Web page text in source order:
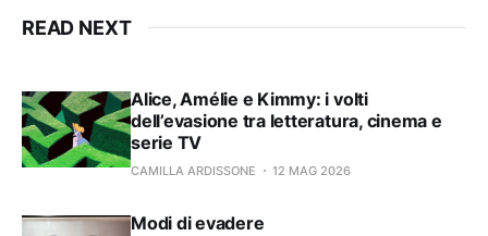
READ NEXT
Alice, Amélie e Kimmy: i volti
dell’evasione tra letteratura, cinema e
serie TV
CAMILLA ARDISSONE 12 MAG 2026
Modi di evadere